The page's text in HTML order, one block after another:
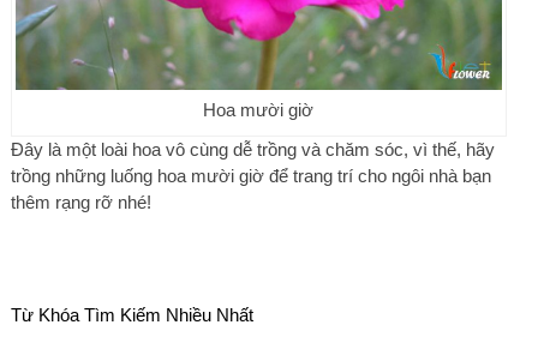
Hoa mười giờ
Đây là một loài hoa vô cùng dễ trồng và chăm sóc, vì thế, hãy
trồng những luống hoa mười giờ để trang trí cho ngôi nhà bạn
thêm rạng rỡ nhé!
Từ Khóa Tìm Kiếm Nhiều Nhất